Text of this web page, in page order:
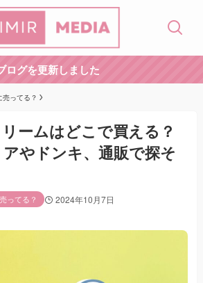
ログを更新しました
ってる？
ームはどこで買える？
やドンキ、通販で探そ
ってる？ 2024年10月7日